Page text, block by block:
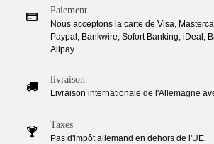
Paiement
Nous acceptons la carte de Visa,
Paypal, Bankwire, Sofort Banking, iDeal,
Alipay.
livraison
Livraison internationale de l'Allemagne
Taxes
Pas d'impôt allemand en dehors de l'UE.